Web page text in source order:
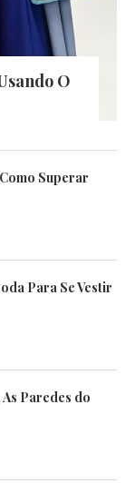
O
Superar
Para Se Vestir
Paredes do